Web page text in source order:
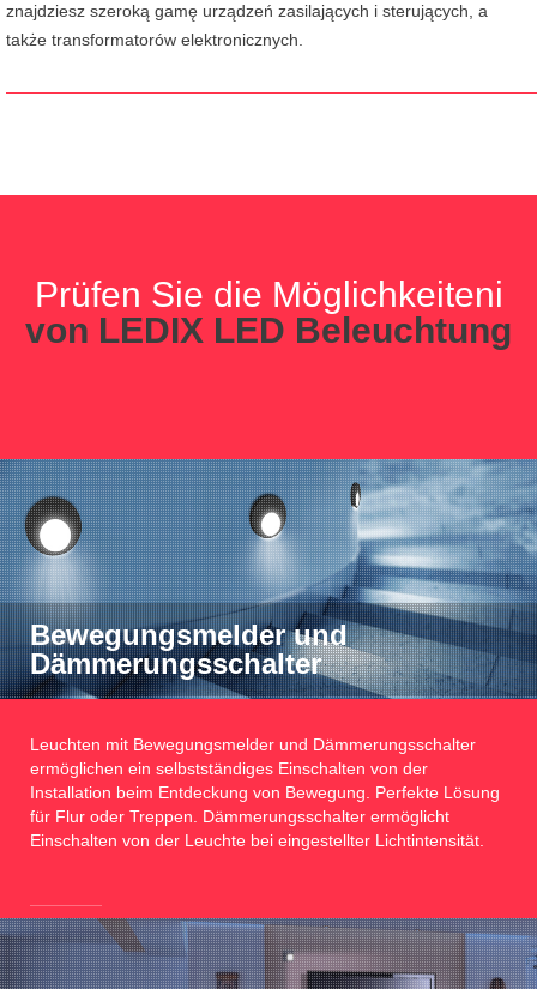
znajdziesz szeroką gamę urządzeń zasilających i sterujących, a
także transformatorów elektronicznych.
Prüfen Sie die Möglichkeiteni
von LEDIX LED Beleuchtung
Bewegungsmelder und
Dämmerungsschalter
Leuchten mit Bewegungsmelder und Dämmerungsschalter
ermöglichen ein selbstständiges Einschalten von der
Installation beim Entdeckung von Bewegung. Perfekte Lösung
für Flur oder Treppen. Dämmerungsschalter ermöglicht
Einschalten von der Leuchte bei eingestellter Lichtintensität.